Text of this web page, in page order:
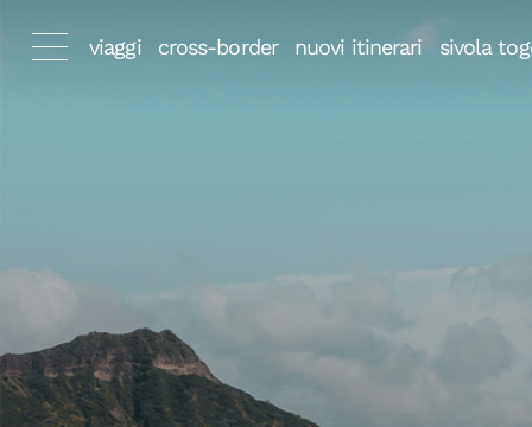
viaggi cross-border nuovi itinerari sivola